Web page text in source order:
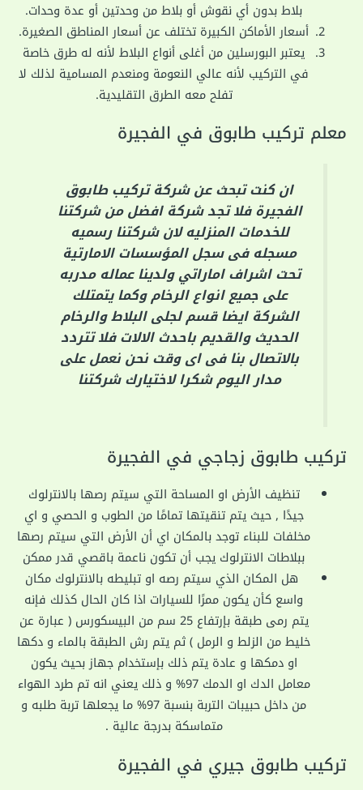
بلاط بدون أي نقوش أو بلاط من وحدتين أو عدة وحدات.
أسعار الأماكن الكبيرة تختلف عن أسعار المناطق الصغيرة.
يعتبر البورسلين من أغلى أنواع البلاط لأنه له طرق خاصة
في التركيب لأنه عالي النعومة ومنعدم المسامية لذلك لا
تفلح معه الطرق التقليدية.
معلم تركيب طابوق في الفجيرة
ان كنت تبحث عن شركة تركيب طابوق
الفجيرة فلا تجد شركة افضل من شركتنا
للخدمات المنزليه لان شركتنا رسميه
مسجله فى سجل المؤسسات الامارتية
تحت اشراف اماراتي ولدينا عماله مدربه
على جميع انواع الرخام وكما يتمتلك
الشركة ايضا قسم لجلى البلاط والرخام
الحديث والقديم باحدث الالات فلا تتردد
بالاتصال بنا فى اى وقت نحن نعمل على
مدار اليوم شكرا لاختيارك شركتنا
تركيب طابوق زجاجي في الفجيرة
تنظيف الأرض او المساحة التي سيتم رصها بالانترلوك
جيدًا , حيث يتم تنقيتها تمامًا من الطوب و الحصي و اي
مخلفات للبناء توجد بالمكان اي أن الأرض التي سيتم رصها
ببلاطات الانترلوك يجب أن تكون ناعمة باقصي قدر ممكن
هل المكان الذي سيتم رصه او تبليطه بالانترلوك مكان
واسع كأن يكون ممرًا للسيارات اذا كان الحال كذلك فإنه
يتم رمى طبقة بإرتفاع 25 سم من البيسكورس ( عبارة عن
خليط من الزلط و الرمل ) ثم يتم رش الطبقة بالماء و دكها
او دمكها و عادة يتم ذلك بإستخدام جهاز بحيث يكون
معامل الدك او الدمك 97% و ذلك يعني انه تم طرد الهواء
من داخل حبيبات التربة بنسبة 97% ما يجعلها تربة طلبه و
متماسكة بدرجة عالية .
تركيب طابوق جيري في الفجيرة